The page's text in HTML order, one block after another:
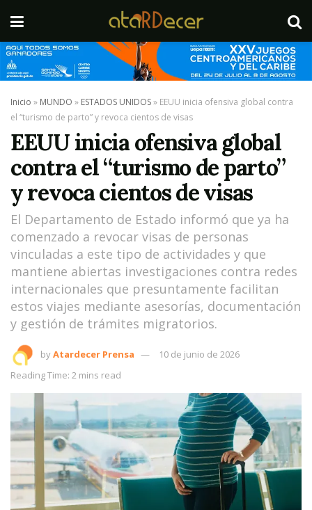
Inicio » MUNDO » ESTADOS UNIDOS» EEUU inicia ofensiva global contra
el “turismo de parto” y revoca cientos de visas
EEUU inicia ofensiva global
contra el “turismo de parto”
y revoca cientos de visas
El Departamento de Estado informó que ya ha
comenzado a revocar visas de personas
vinculadas a este tipo de actividades y que
mantiene abiertas investigaciones contra redes
internacionales que presuntamente facilitan
estos viajes mediante asesorías, documentación
y gestión de trámites migratorios.
byAtardecer Prensa
10 de junio de 2026
Reading Time: 2 mins read